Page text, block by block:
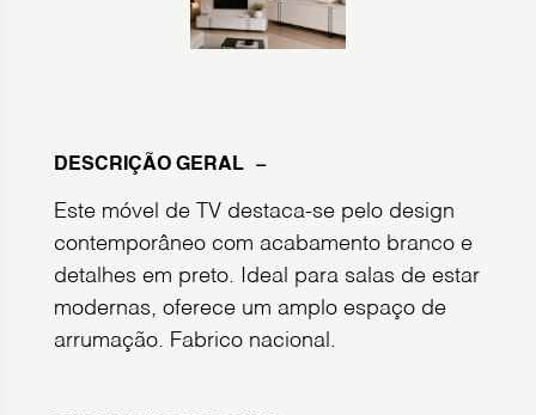
DESCRIÇÃO GERAL
Este móvel de TV destaca-se pelo design
contemporâneo com acabamento branco e
detalhes em preto. Ideal para salas de estar
modernas, oferece um amplo espaço de
arrumação. Fabrico nacional.